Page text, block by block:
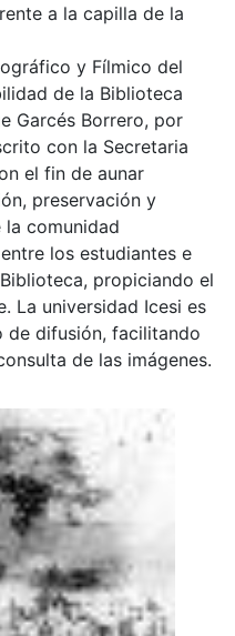
a la capilla de la
y Fílmico del
de la Biblioteca
Garcés Borrero, por
con la Secretaria
el fin de aunar
preservación y
comunidad
los estudiantes e
propiciando el
La universidad Icesi es
de difusión, facilitando
de las imágenes.